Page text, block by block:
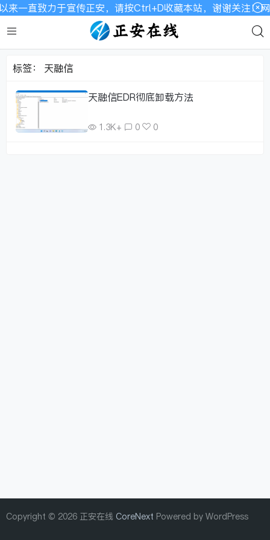
一直致力于宣传正安，请按Ctrl+D收藏本站，谢谢关注！
标签： 天融信
天融信EDR彻底卸载方法
1.3K+ 0 0
Copyright © 2026 正安在线 CoreNext Powered by WordPress